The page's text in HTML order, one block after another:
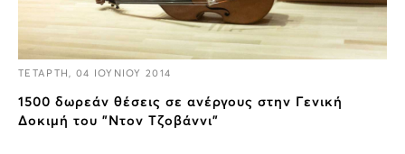
ΤΕΤΑΡΤΗ, 04 ΙΟΥΝΙΟΥ 2014
1500 δωρεάν θέσεις σε ανέργους στην Γενική
Δοκιμή του "Ντον Τζοβάννι"